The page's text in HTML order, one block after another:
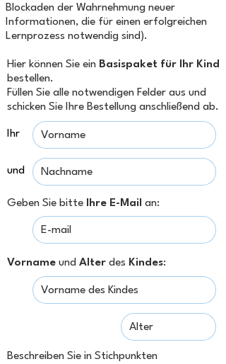
Blockaden der Wahrnehmung neuer
Informationen, die für einen erfolgreichen
Lernprozess notwendig sind).
Hier können Sie ein Basispaket für Ihr Kind
bestellen.
Füllen Sie alle notwendigen Felder aus und
schicken Sie Ihre Bestellung anschließend ab.
Ihr
und
Geben Sie bitte Ihre E-Mail an:
Vorname und Alter des Kindes:
Beschreiben Sie in Stichpunkten